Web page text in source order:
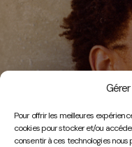
Pour offrir les meilleures
cookies pour stocker et/ou
consentir à ces technologies